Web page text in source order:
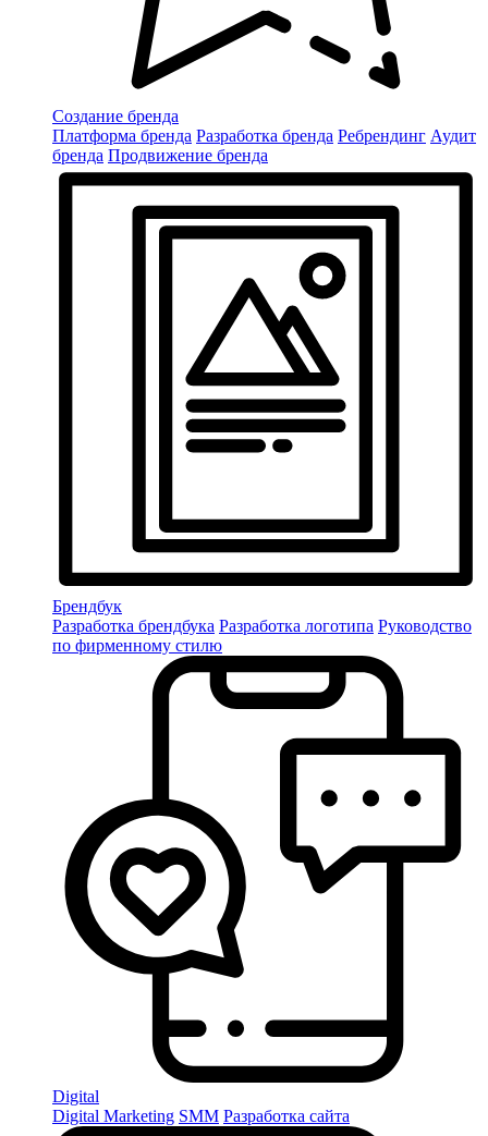
Создание бренда
Платформа бренда Разработка бренда Ребрендинг Аудит
бренда Продвижение бренда
Брендбук
Разработка брендбука Разработка логотипа Руководство
по фирменному стилю
Digital
Digital Marketing SMM Разработка сайта